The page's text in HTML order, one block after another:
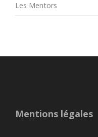
Les Mentors
Mentions légales